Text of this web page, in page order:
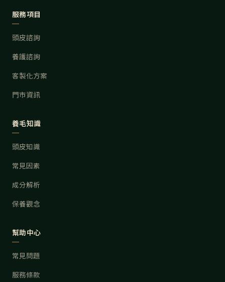
服務項目
頭皮諮詢
養護諮詢
客製化方案
門市資訊
養毛知識
頭皮知識
常見因素
成分解析
保養觀念
幫助中心
常見問題
服務條款